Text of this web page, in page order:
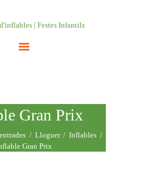
Gran Prix
Lloguer
Inflables
Gran Prix